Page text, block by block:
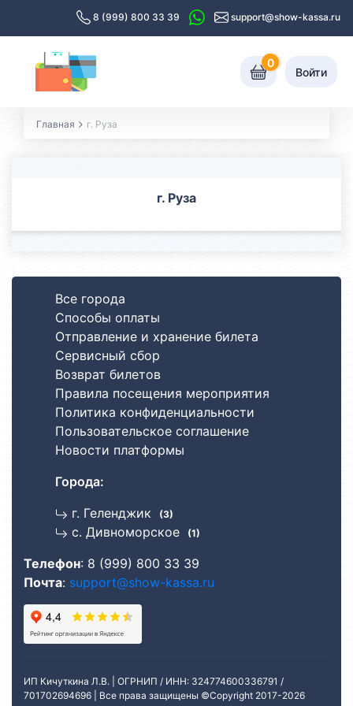
8 (999) 800 33 39 support@show-kassa.ru
0
Войти
Главная г. Руза
г. Руза
Все города
Способы оплаты
Отправление и хранение билета
Сервисный сбор
Возврат билетов
Правила посещения мероприятия
Политика конфиденциальности
Пользовательское соглашение
Новости платформы
Города:
г. Геленджик
(3)
с. Дивноморское (1)
Телефон: 8 (999) 800 33 39
Почта: support@show-kassa.ru
ИП Кичуткина Л.В. | ОГРНИП / ИНН: 324774600336791 /
701702694696 | Все права защищены ©Copyright 2017-2026